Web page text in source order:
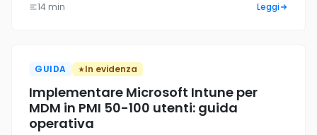
14 min Leggi
GUIDA In evidenza
Implementare Microsoft Intune per
MDM in PMI 50-100 utenti: guida
operativa